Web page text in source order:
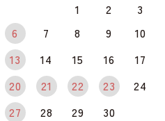
1
2 3
6
7 8 9 10
13
14 15 16 17
20
21 22 23 24
27
28 29 30